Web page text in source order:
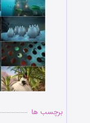
برچسب ها